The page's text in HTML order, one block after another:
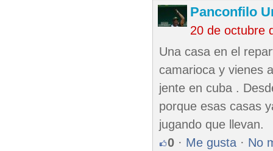
Panconfilo
20 de octubre
Una casa en el
camarioca y vienes
jente en cuba .
porque esas casas
jugando que llevan.
0 · Me gusta · No